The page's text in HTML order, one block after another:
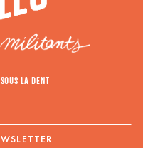
LA DENT